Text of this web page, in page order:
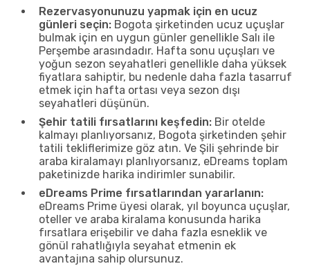
Rezervasyonunuzu yapmak için en ucuz
günleri seçin: Bogota şirketinden ucuz uçuşlar
bulmak için en uygun günler genellikle Salı ile
Perşembe arasındadır. Hafta sonu uçuşları ve
yoğun sezon seyahatleri genellikle daha yüksek
fiyatlara sahiptir, bu nedenle daha fazla tasarruf
etmek için hafta ortası veya sezon dışı
seyahatleri düşünün.
Şehir tatili fırsatlarını keşfedin: Bir otelde
kalmayı planlıyorsanız, Bogota şirketinden şehir
tatili tekliflerimize göz atın. Ve Şili şehrinde bir
araba kiralamayı planlıyorsanız, eDreams toplam
paketinizde harika indirimler sunabilir.
eDreams Prime fırsatlarından yararlanın:
eDreams Prime üyesi olarak, yıl boyunca uçuşlar,
oteller ve araba kiralama konusunda harika
fırsatlara erişebilir ve daha fazla esneklik ve
gönül rahatlığıyla seyahat etmenin ek
avantajına sahip olursunuz.